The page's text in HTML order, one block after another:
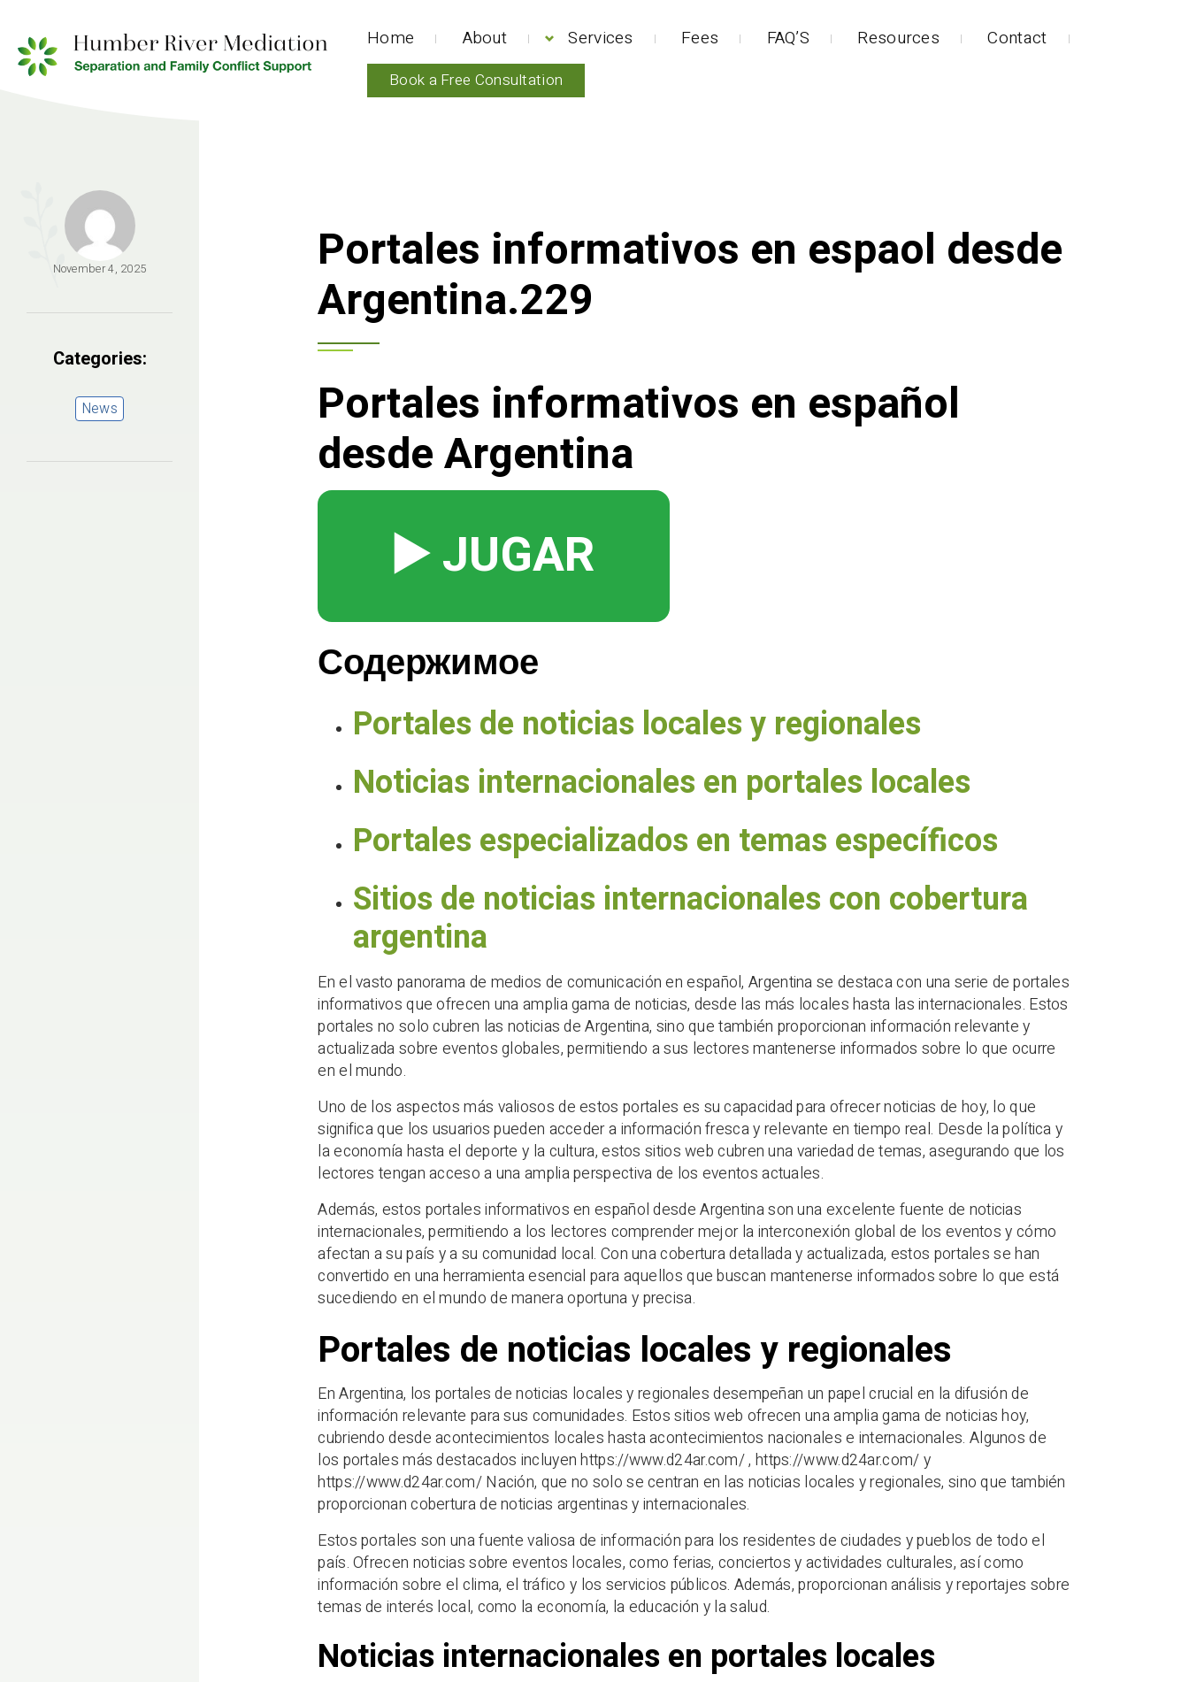
Home About Services Fees FAQ’S Resources Contact
Book a Free Consultation
November 4, 2025
Categories:
News
Portales informativos en espaol desde
Argentina.229
Portales informativos en español
desde Argentina
▶️ JUGAR
Содержимое
Portales de noticias locales y regionales
Noticias internacionales en portales locales
Portales especializados en temas específicos
Sitios de noticias internacionales con cobertura
argentina
En el vasto panorama de medios de comunicación en español, Argentina se destaca con una serie de portales
informativos que ofrecen una amplia gama de noticias, desde las más locales hasta las internacionales. Estos
portales no solo cubren las noticias de Argentina, sino que también proporcionan información relevante y
actualizada sobre eventos globales, permitiendo a sus lectores mantenerse informados sobre lo que ocurre
en el mundo.
Uno de los aspectos más valiosos de estos portales es su capacidad para ofrecer noticias de hoy, lo que
significa que los usuarios pueden acceder a información fresca y relevante en tiempo real. Desde la política y
la economía hasta el deporte y la cultura, estos sitios web cubren una variedad de temas, asegurando que los
lectores tengan acceso a una amplia perspectiva de los eventos actuales.
Además, estos portales informativos en español desde Argentina son una excelente fuente de noticias
internacionales, permitiendo a los lectores comprender mejor la interconexión global de los eventos y cómo
afectan a su país y a su comunidad local. Con una cobertura detallada y actualizada, estos portales se han
convertido en una herramienta esencial para aquellos que buscan mantenerse informados sobre lo que está
sucediendo en el mundo de manera oportuna y precisa.
Portales de noticias locales y regionales
En Argentina, los portales de noticias locales y regionales desempeñan un papel crucial en la difusión de
información relevante para sus comunidades. Estos sitios web ofrecen una amplia gama de noticias hoy,
cubriendo desde acontecimientos locales hasta acontecimientos nacionales e internacionales. Algunos de
los portales más destacados incluyen https://www.d24ar.com/ , https://www.d24ar.com/ y
https://www.d24ar.com/ Nación, que no solo se centran en las noticias locales y regionales, sino que también
proporcionan cobertura de noticias argentinas y internacionales.
Estos portales son una fuente valiosa de información para los residentes de ciudades y pueblos de todo el
país. Ofrecen noticias sobre eventos locales, como ferias, conciertos y actividades culturales, así como
información sobre el clima, el tráfico y los servicios públicos. Además, proporcionan análisis y reportajes sobre
temas de interés local, como la economía, la educación y la salud.
Noticias internacionales en portales locales